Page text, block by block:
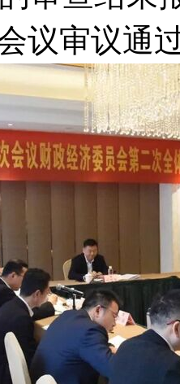
议审议通